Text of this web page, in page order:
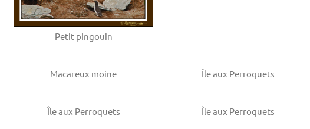
Petit pingouin
Macareux moine Île aux Perroquets
Île aux Perroquets Île aux Perroquets